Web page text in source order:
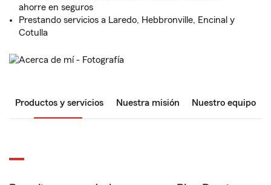
ahorre en seguros
Prestando servicios a Laredo, Hebbronville, Encinal y
Cotulla
Productos y servicios Nuestra misión Nuestro equipo